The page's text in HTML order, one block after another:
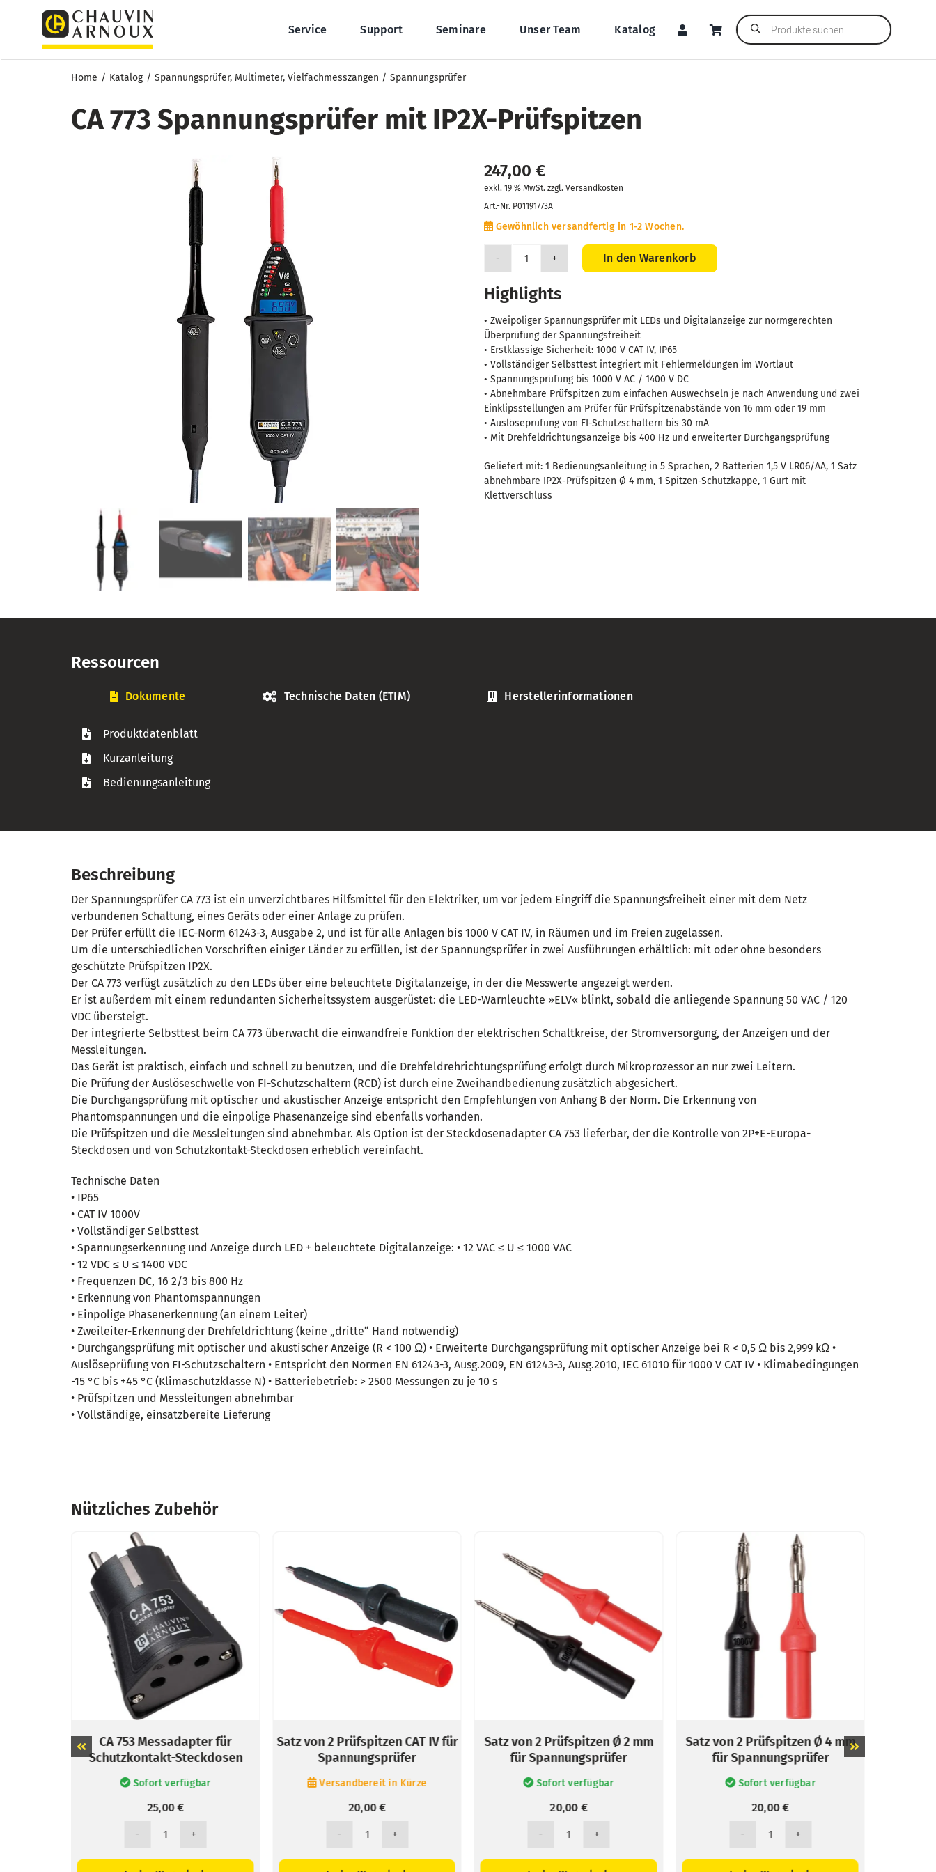
springen
Service Support Seminare Unser Team Katalog
Products
search
Home Katalog Spannungsprüfer, Multimeter, Vielfachmesszangen Spannungsprüfer
CA 773 Spannungsprüfer mit IP2X-Prüfspitzen
247,00 €
exkl. 19 % MwSt. zzgl. Versandkosten
Art.-Nr. P01191773A
Gewöhnlich versandfertig in 1-2 Wochen.
CA
Spannungsprüfer
mit
IP2X-
Prüfspitzen
Menge
In den Warenkorb
Highlights
• Zweipoliger Spannungsprüfer mit LEDs und Digitalanzeige zur normgerechten
Überprüfung der Spannungsfreiheit
• Erstklassige Sicherheit: 1000 V CAT IV, IP65
• Vollständiger Selbsttest integriert mit Fehlermeldungen im Wortlaut
• Spannungsprüfung bis 1000 V AC / 1400 V DC
• Abnehmbare Prüfspitzen zum einfachen Auswechseln je nach Anwendung und zwei
Einklipsstellungen am Prüfer für Prüfspitzenabstände von 16 mm oder 19 mm
• Auslöseprüfung von FI-Schutzschaltern bis 30 mA
• Mit Drehfeldrichtungsanzeige bis 400 Hz und erweiterter Durchgangsprüfung
Geliefert mit: 1 Bedienungsanleitung in 5 Sprachen, 2 Batterien 1,5 V LR06/AA, 1 Satz
abnehmbare IP2X-Prüfspitzen Ø 4 mm, 1 Spitzen-Schutzkappe, 1 Gurt mit
Klettverschluss
Ressourcen
Dokumente Technische Daten (ETIM) Herstellerinformationen
Produktdatenblatt
Kurzanleitung
Bedienungsanleitung
Beschreibung
Der Spannungsprüfer CA 773 ist ein unverzichtbares Hilfsmittel für den Elektriker, um vor jedem Eingriff die Spannungsfreiheit einer mit dem Netz
verbundenen Schaltung, eines Geräts oder einer Anlage zu prüfen.
Der Prüfer erfüllt die IEC-Norm 61243-3, Ausgabe 2, und ist für alle Anlagen bis 1000 V CAT IV, in Räumen und im Freien zugelassen.
Um die unterschiedlichen Vorschriften einiger Länder zu erfüllen, ist der Spannungsprüfer in zwei Ausführungen erhältlich: mit oder ohne besonders
geschützte Prüfspitzen IP2X.
Der CA 773 verfügt zusätzlich zu den LEDs über eine beleuchtete Digitalanzeige, in der die Messwerte angezeigt werden.
Er ist außerdem mit einem redundanten Sicherheitssystem ausgerüstet: die LED-Warnleuchte »ELV« blinkt, sobald die anliegende Spannung 50 VAC / 120
VDC übersteigt.
Der integrierte Selbsttest beim CA 773 überwacht die einwandfreie Funktion der elektrischen Schaltkreise, der Stromversorgung, der Anzeigen und der
Messleitungen.
Das Gerät ist praktisch, einfach und schnell zu benutzen, und die Drehfeldrehrichtungs­prüfung erfolgt durch Mikroprozessor an nur zwei Leitern.
Die Prüfung der Auslöseschwelle von FI-Schutzschaltern (RCD) ist durch eine Zweihand­bedienung zusätzlich abgesichert.
Die Durchgangsprüfung mit optischer und akustischer Anzeige entspricht den Empfehlungen von Anhang B der Norm. Die Erkennung von
Phantomspannungen und die einpolige Phasenanzeige sind ebenfalls vorhanden.
Die Prüfspitzen und die Messleitungen sind abnehmbar. Als Option ist der Steckdosen­adapter CA 753 lieferbar, der die Kontrolle von 2P+E-Europa-
Steckdosen und von Schutzkontakt-Steckdosen erheblich vereinfacht.
Technische Daten
• IP65
• CAT IV 1000V
• Vollständiger Selbsttest
• Spannungserkennung und Anzeige durch LED + beleuchtete Digitalanzeige: • 12 VAC ≤ U ≤ 1000 VAC
• 12 VDC ≤ U ≤ 1400 VDC
• Frequenzen DC, 16 2/3 bis 800 Hz
• Erkennung von Phantomspannungen
• Einpolige Phasenerkennung (an einem Leiter)
• Zweileiter-Erkennung der Drehfeldrichtung (keine „dritte“ Hand notwendig)
• Durchgangsprüfung mit optischer und akustischer Anzeige (R < 100 Ω) • Erweiterte Durchgangsprüfung mit optischer Anzeige bei R < 0,5 Ω bis 2,999 kΩ •
Auslöseprüfung von FI-Schutzschaltern • Entspricht den Normen EN 61243-3, Ausg.2009, EN 61243-3, Ausg.2010, IEC 61010 für 1000 V CAT IV • Klimabedingungen
-15 °C bis +45 °C (Klimaschutzklasse N) • Batteriebetrieb: > 2500 Messungen zu je 10 s
• Prüfspitzen und Messleitungen abnehmbar
• Vollständige, einsatzbereite Lieferung
Nützliches Zubehör
CA 753 Messadapter für
Schutzkontakt-Steckdosen
Sofort verfügbar
Messadapter
Satz von 2 Prüfspitzen CAT IV für
Spannungsprüfer
Versandbereit in Kürze
2
Satz von 2 Prüfspitzen Ø 2 mm
für Spannungsprüfer
Sofort verfügbar
2
Satz von 2 Prüfspitzen Ø 4 mm
für Spannungsprüfer
Sofort verfügbar
2
Spitzen-